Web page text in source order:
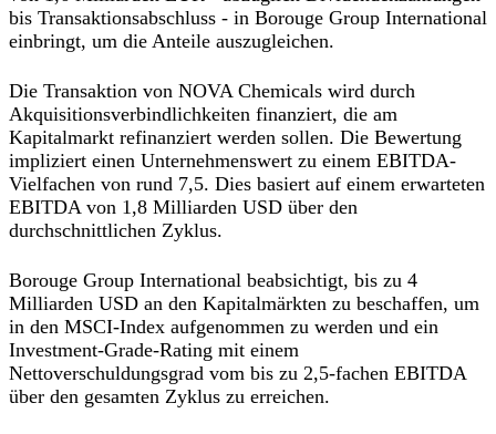
bis Transaktionsabschluss - in Borouge Group International
einbringt, um die Anteile auszugleichen.
Die Transaktion von NOVA Chemicals wird durch
Akquisitionsverbindlichkeiten finanziert, die am
Kapitalmarkt refinanziert werden sollen. Die Bewertung
impliziert einen Unternehmenswert zu einem EBITDA-
Vielfachen von rund 7,5. Dies basiert auf einem erwarteten
EBITDA von 1,8 Milliarden USD über den
durchschnittlichen Zyklus.
Borouge Group International beabsichtigt, bis zu 4
Milliarden USD an den Kapitalmärkten zu beschaffen, um
in den MSCI-Index aufgenommen zu werden und ein
Investment-Grade-Rating mit einem
Nettoverschuldungsgrad vom bis zu 2,5-fachen EBITDA
über den gesamten Zyklus zu erreichen.